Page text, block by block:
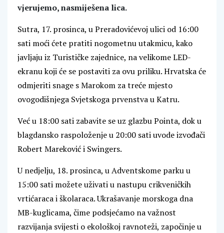
vjerujemo, nasmiješena lica.
Sutra, 17. prosinca, u Preradovićevoj ulici od 16:00
sati moći ćete pratiti nogometnu utakmicu, kako
javljaju iz Turističke zajednice, na velikome LED-
ekranu koji će se postaviti za ovu priliku. Hrvatska će
odmjeriti snage s Marokom za treće mjesto
ovogodišnjega Svjetskoga prvenstva u Katru.
Već u 18:00 sati zabavite se uz glazbu Pointa, dok u
blagdansko raspoloženje u 20:00 sati uvode izvođači
Robert Mareković i Swingers.
U nedjelju, 18. prosinca, u Adventskome parku u
15:00 sati možete uživati u nastupu crikveničkih
vrtićaraca i školaraca. Ukrašavanje morskoga dna
MB-kuglicama, čime podsjećamo na važnost
razvijanja svijesti o ekološkoj ravnoteži, započinje u